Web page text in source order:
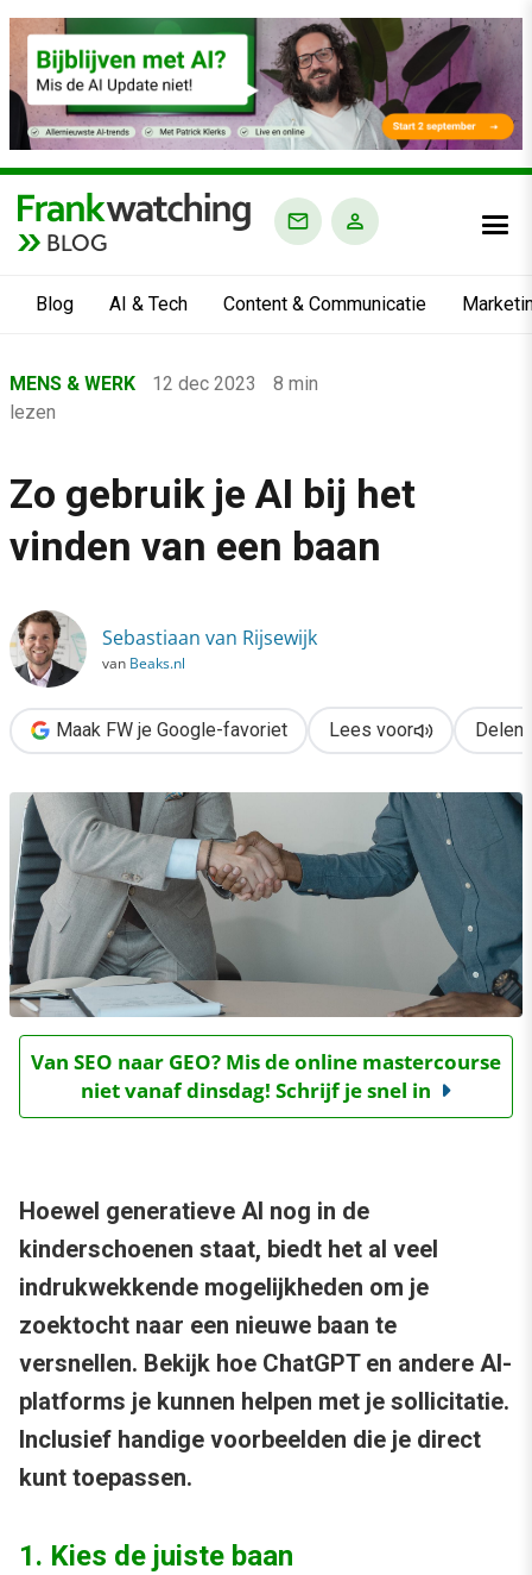
BLOG
Blog AI & Tech Content & Communicatie
›
Mens & Werk
›
MENS & WERK 12 dec 2023
8 min
lezen
Zo gebruik je AI bij het
vinden van een baan
Sebastiaan van Rijsewijk
van Beaks.nl
Maak FW je Google-favoriet Lees voor Delen
Van SEO naar GEO? Mis de online mastercourse
niet vanaf dinsdag! Schrijf je snel in
Hoewel generatieve AI nog in de
kinderschoenen staat, biedt het al veel
indrukwekkende mogelijkheden om je
zoektocht naar een nieuwe baan te
versnellen. Bekijk hoe ChatGPT en andere AI-
platforms je kunnen helpen met je sollicitatie.
Inclusief handige voorbeelden die je direct
kunt toepassen.
1. Kies de juiste baan